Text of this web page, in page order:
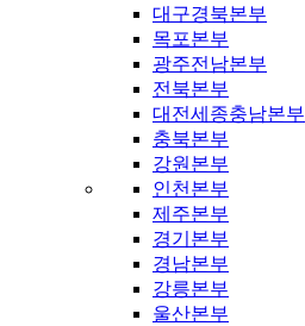
대구경북본부
목포본부
광주전남본부
전북본부
대전세종충남본부
충북본부
강원본부
인천본부
제주본부
경기본부
경남본부
강릉본부
울산본부